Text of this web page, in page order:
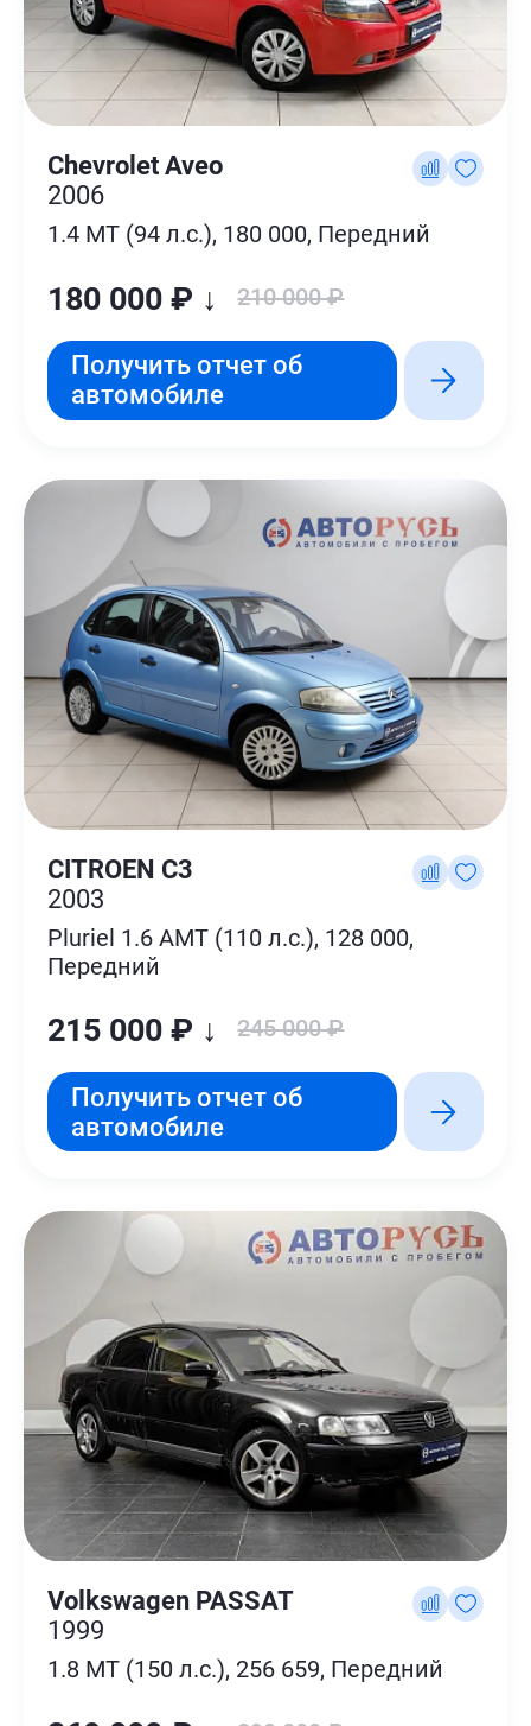
Chevrolet Aveo
2006
1.4 MT (94 л.с.), 180 000, Передний
180 000 ₽ ↓ 210 000 ₽
Получить отчет об
автомобиле
CITROEN C3
2003
Pluriel 1.6 AMT (110 л.с.), 128 000,
Передний
215 000 ₽ ↓ 245 000 ₽
Получить отчет об
автомобиле
Volkswagen PASSAT
1999
1.8 MT (150 л.с.), 256 659, Передний